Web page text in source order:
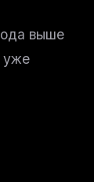
выше
уже